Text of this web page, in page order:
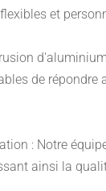
et
de
: Notre
ainsi la